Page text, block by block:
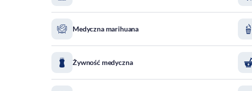
Medyczna marihuana
Żywność medyczna